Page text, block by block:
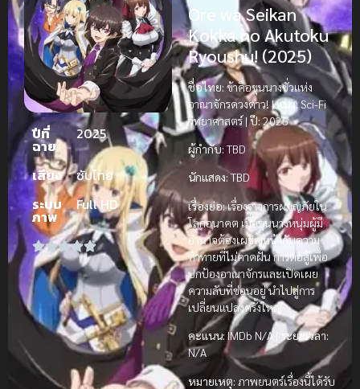
ปีที่
ฉาย
2025
เสียง
ซับไทย
ระบบ
ภาพ
Full HD
Ore wa Seikan
Kokka no Akutoku
Ryoushu! (2025)
ชื่อไทย: ข้าคือขุนนางชั่วแห่ง
อาณาจักรดวงดาว! |แนว:Sci-Fi
วิทยาศาสตร์ |ปี:2025
ผู้กำกับ: TBD
นักแสดง:TBD
เรื่องย่อ:เรื่องราวการผจญภัยใน
โลกอนาคต เมื่อขุนนางหนุ่มผู้มี
อำนาจต้องเผชิญหน้ากับความ
ท้าทายที่ไม่คาดฝัน การต่อสู้เพื่อ
ปกป้องอาณาจักรและเปิดเผย
ความลับที่ซ่อนอยู่ นำไปสู่การ
เปลี่ยนแปลงครั้งใหญ่
คะแนน:IMDb N/A |
ระยะเวลา:
N/A
หมายเหตุ: ภาพยนตร์เรื่องนี้ได้รับ